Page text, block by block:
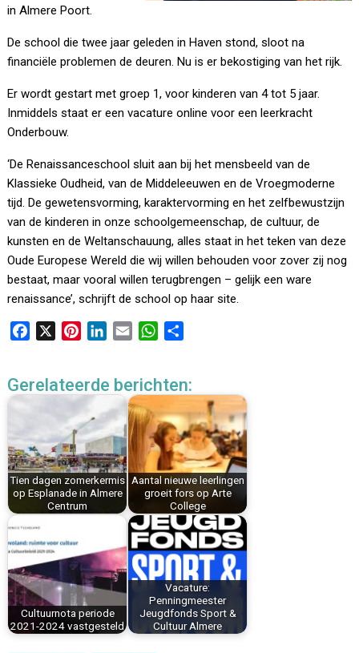
in Almere Poort.
De school die twee jaar geleden in Haven stond, sloot na
financiële problemen de deuren. Nu is er bekostiging van het rijk.
Er wordt gestart met groep 1, voor kinderen van 4 tot 5 jaar.
Inmiddels staat er een vacature online voor een leerkracht
Onderbouw.
‘De Renaissanceschool sluit aan bij het mensbeeld van de
Klassieke Oudheid, van de Middeleeuwen en de Vroegmoderne
tijd. De gewetensvorming, karaktervorming en het zelfbewustzijn
van de kinderen in onze schoolgemeenschap, de cultuur, de
kunsten en de Weltanschauung, alles staat in het teken van deze
Oude Europese Wereld die wij willen behouden voor zover zij nog
bestaat, maar vooral willen terugbrengen – gelijk een ware
renaissance’, schrijft de school op haar site.
e
o
k
t
r
e
s
t
k
e
d
n
i
l
W
t
s
A
p
p
e
Gerelateerde berichten:
Tien dagen zomerkermis
op Esplanade in Almere
Centrum
Aantal nieuwe leerlingen
groeit fors op Arte
College
Cultuurnota periode
2021-2024 vastgesteld
Vacature:
Penningmeester
Jeugdfonds Sport &
Cultuur Almere